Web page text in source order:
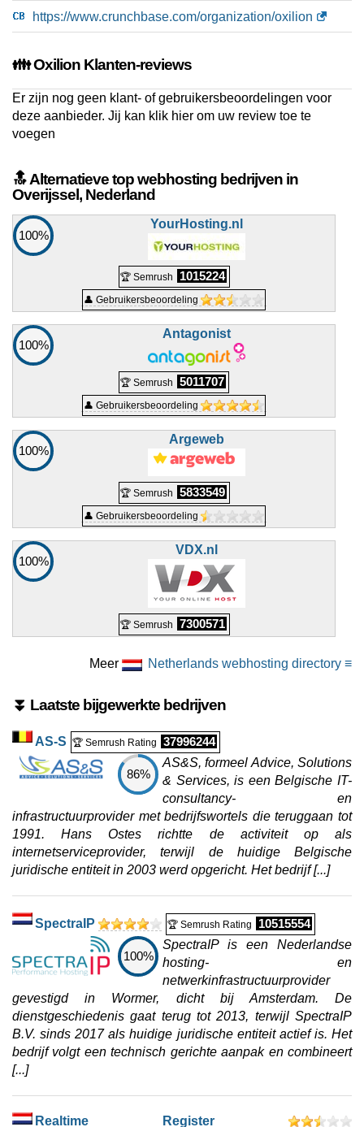
https://www.crunchbase.com/organization/oxilion
👪 Oxilion Klanten-reviews
Er zijn nog geen klant- of gebruikersbeoordelingen voor
deze aanbieder. Jij kan klik hier om uw review toe te
voegen
🔝 Alternatieve top webhosting bedrijven in
Overijssel, Nederland
100%
YourHosting.nl
🏆 Semrush 1015224
👤 Gebruikersbeoordeling
100%
Antagonist
🏆 Semrush 5011707
👤 Gebruikersbeoordeling
100%
Argeweb
🏆 Semrush 5833549
👤 Gebruikersbeoordeling
100%
VDX.nl
🏆 Semrush 7300571
Meer Netherlands webhosting directory ≡
⏬ Laatste bijgewerkte bedrijven
AS-S 🏆 Semrush Rating 37996244
86%
AS&S, formeel Advice, Solutions
& Services, is een Belgische IT-
consultancy- en
infrastructuurprovider met bedrijfswortels die teruggaan tot
1991. Hans Ostes richtte de activiteit op als
internetserviceprovider, terwijl de huidige Belgische
juridische entiteit in 2003 werd opgericht. Het bedrijf [...]
SpectraIP 🏆 Semrush Rating 10515554
100%
SpectraIP is een Nederlandse
hosting- en
netwerkinfrastructuurprovider
gevestigd in Wormer, dicht bij Amsterdam. De
dienstgeschiedenis gaat terug tot 2013, terwijl SpectraIP
B.V. sinds 2017 als huidige juridische entiteit actief is. Het
bedrijf volgt een technisch gerichte aanpak en combineert
[...]
Realtime Register